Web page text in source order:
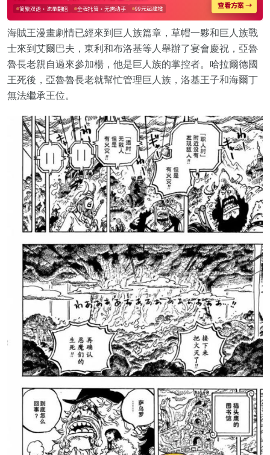
海賊王漫畫劇情已經來到巨人族篇章，草帽一夥和巨人族戰
士來到艾爾巴夫，東利和布洛基等人舉辦了宴會慶祝，亞魯
魯長老親自過來參加楊，他是巨人族的掌控者。哈拉爾德國
王死後，亞魯魯長老就幫忙管理巨人族，洛基王子和海爾丁
無法繼承王位。